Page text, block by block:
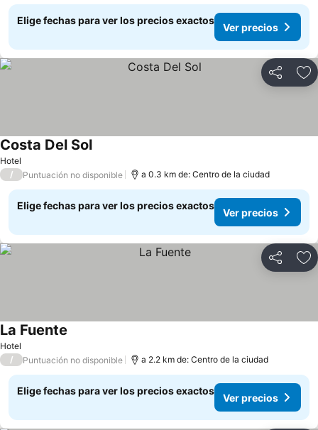
Elige fechas para ver los precios exactos
Ver precios
Compartir
Hotel
Costa Del Sol
/ Puntuación no disponible a 0.3 km de: Centro de la ciudad
Elige fechas para ver los precios exactos
Ver precios
Compartir
Hotel
La Fuente
/ Puntuación no disponible a 2.2 km de: Centro de la ciudad
Elige fechas para ver los precios exactos
Ver precios